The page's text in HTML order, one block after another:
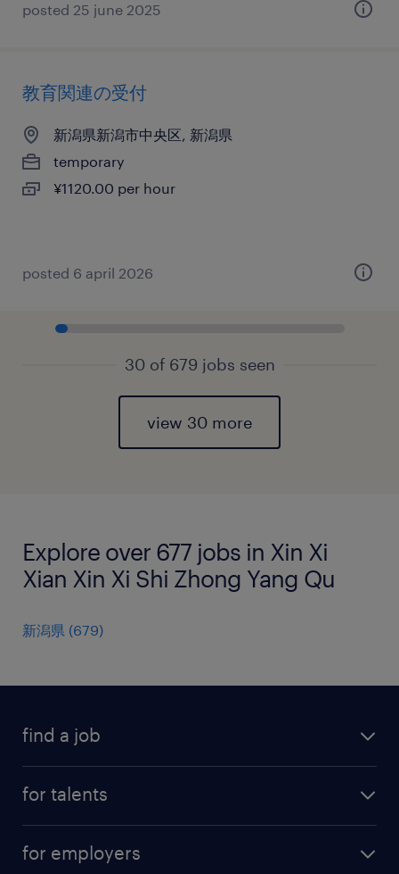
posted 25 june 2025
教育関連の受付
新潟県新潟市中央区, 新潟県
temporary
¥1120.00 per hour
posted 6 april 2026
30 of 679 jobs seen
view 30 more
Explore over 677 jobs in Xin Xi
Xian Xin Xi Shi Zhong Yang Qu
新潟県 (679)
find a job
for talents
professional career
for employers